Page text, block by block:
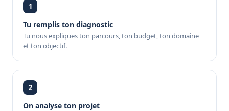
1
Tu remplis ton diagnostic
Tu nous expliques ton parcours, ton budget, ton domaine
et ton objectif.
2
On analyse ton projet